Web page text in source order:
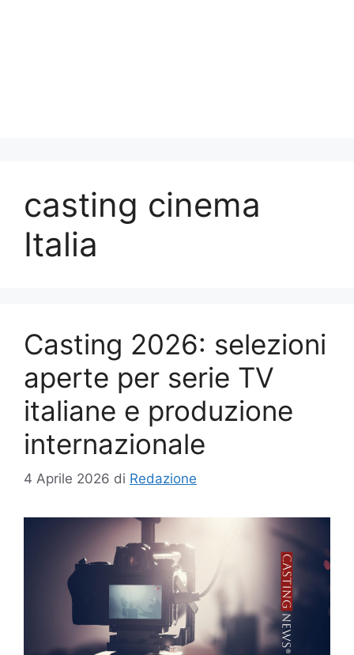
casting cinema
Italia
Casting 2026: selezioni
aperte per serie TV
italiane e produzione
internazionale
4 Aprile 2026 di Redazione